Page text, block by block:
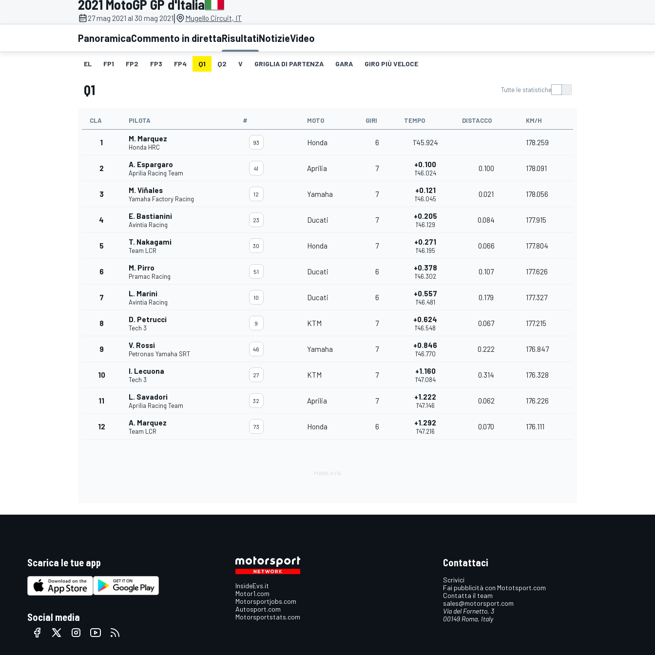
MOTOGP WEC
WRC
MONOPOSTO
2021 MotoGP GP d'Italia
27 mag 2021 al 30 mag 2021| Mugello Circuit, IT
PanoramicaCommento in direttaRisultatiNotizieVideo
EL FP1 FP2 FP3 FP4 Q1 Q2 V GRIGLIA DI PARTENZA GARA GIRO PIÙ VELOCE
Q1 Tutte le statistiche
CLA PILOTA # MOTO GIRI TEMPO DISTACCO KM/H
1 M. Marquez
Honda HRC
93 Honda 6 1'45.924 178.259
2 A. Espargaro
Aprilia Racing Team
41 Aprilia 7 +0.100
1'46.024
0.100 178.091
3 M. Viñales
Yamaha Factory Racing
12 Yamaha 7 +0.121
1'46.045
0.021 178.056
4 E. Bastianini
Avintia Racing
23 Ducati 7 +0.205
1'46.129
0.084 177.915
5 T. Nakagami
Team LCR
30 Honda 7 +0.271
1'46.195
0.066 177.804
6 M. Pirro
Pramac Racing
51 Ducati 6 +0.378
1'46.302
0.107 177.626
7 L. Marini
Avintia Racing
10 Ducati 6 +0.557
1'46.481
0.179 177.327
8 D. Petrucci
Tech 3
9 KTM 7 +0.624
1'46.548
0.067 177.215
9 V. Rossi
Petronas Yamaha SRT
46 Yamaha 7 +0.846
1'46.770
0.222 176.847
10 I. Lecuona
Tech 3
27 KTM 7 +1.160
1'47.084
0.314 176.328
11 L. Savadori
Aprilia Racing Team
32 Aprilia 7 +1.222
1'47.146
0.062 176.226
12 A. Marquez
Team LCR
73 Honda 6 +1.292
1'47.216
0.070 176.111
Scarica le tue app
Social media
InsideEvs.it
Motor1.com
Motorsportjobs.com
Autosport.com
Motorsportstats.com
Contattaci
Scrivici
Fai pubblicità con Mototsport.com
Contatta il team
sales@motorsport.com
Via del Fornetto, 3
00149 Roma, Italy